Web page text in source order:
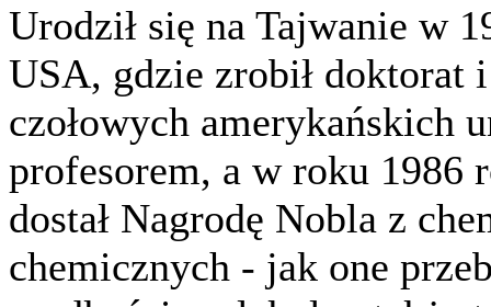
Urodził się na Tajwanie w
USA, gdzie zrobił doktorat
czołowych amerykańskich
profesorem, a w roku 1986
dostał Nagrodę Nobla z
chemicznych - jak one